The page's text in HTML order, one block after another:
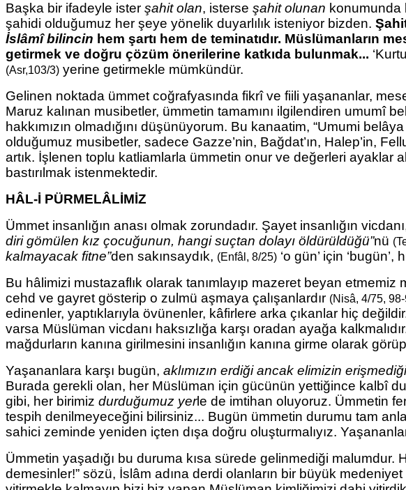
Başka bir ifadeyle ister şahit olan, isterse şahit olunan konumunda
şahidi olduğumuz her şeye yönelik duyarlılık isteniyor bizden.
İslâmî bilincin hem şartı hem de teminatıdır. Müslümanların
getirmek ve doğru çözüm önerilerine katkıda bulunmak...
(Asr,103/3) yerine getirmekle mümkündür.
Gelinen noktada ümmet coğrafyasında fikrî ve fiili yaşananlar,
Maruz kalınan musibetler, ümmetin tamamını ilgilendiren umumî
hakkımızın olmadığını düşünüyorum. Bu kanaatim, “Umumi
olduğumuz musibetler, sadece Gazze’nin, Bağdat’ın, Halep’in,
artık. İşlenen toplu katliamlarla ümmetin onur ve değerleri ayaklar
bastırılmak istenmektedir.
HÂL-İ PÜRMELÂLİMİZ
Ümmet insanlığın anası olmak zorundadır. Şayet insanlığın
diri gömülen kız çocuğunun, hangi suçtan dolayı öldürüldüğü”nü
kalmayacak fitne”den sakınsaydık, (Enfâl, 8/25) ‘o gün’ için
Bu hâlimizi mustazaflık olarak tanımlayıp mazeret beyan
cehd ve gayret gösterip o zulmü aşmaya çalışanlardır (Nisâ, 4/75,
edinenler, yaptıklarıyla övünenler, kâfirlere arka çıkanlar hiç
varsa Müslüman vicdanı haksızlığa karşı oradan ayağa
mağdurların kanına girilmesini insanlığın kanına girme olarak
Yaşananlara karşı bugün, aklımızın erdiği ancak elimizin
Burada gerekli olan, her Müslüman için gücünün yettiğince kalbî
gibi, her birimiz durduğumuz yerle de imtihan oluyoruz. Ümmetin
tespih denilmeyeceğini bilirsiniz... Bugün ümmetin durumu tam
sahici zeminde yeniden içten dışa doğru oluşturmalıyız.
Ümmetin yaşadığı bu duruma kısa sürede gelinmediği
demesinler!” sözü, İslâm adına derdi olanların bir büyük medeniyet